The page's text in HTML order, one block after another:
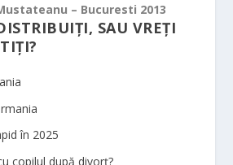
– Bucuresti 2013
SAU VREȚI
în 2025
copilul după divorț?